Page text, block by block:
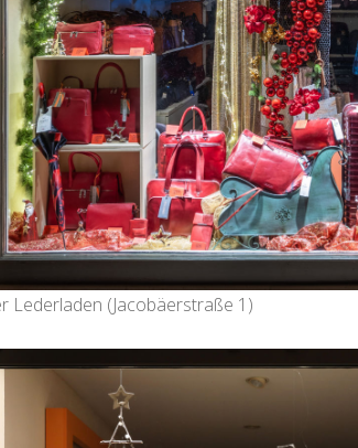
Lederladen (Jacobäerstraße 1)